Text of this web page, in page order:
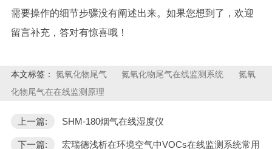
需要操作的细节步骤没有阐述出来。如果您想到了，欢迎
留言补充，答对有惊喜哦！
本文标签： 氮氧化物尾气 氮氧化物尾气在线监测系统
氮氧
化物尾气在在线监测原理
上一篇: SHM-180烟气在线湿度仪
下一篇:
宏瑞德浅析在环境空气中VOCs在线监测系统常用